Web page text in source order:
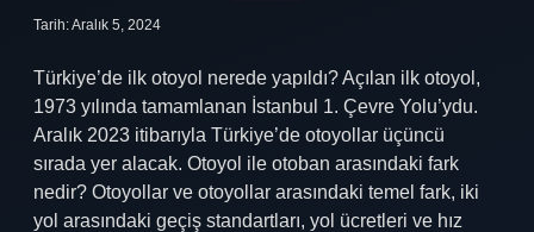
Tarih: Aralık 5, 2024
Türkiye’de ilk otoyol nerede yapıldı? Açılan ilk otoyol,
1973 yılında tamamlanan İstanbul 1. Çevre Yolu’ydu.
Aralık 2023 itibarıyla Türkiye’de otoyollar üçüncü
sırada yer alacak. Otoyol ile otoban arasındaki fark
nedir? Otoyollar ve otoyollar arasındaki temel fark, iki
yol arasındaki geçiş standartları, yol ücretleri ve hız